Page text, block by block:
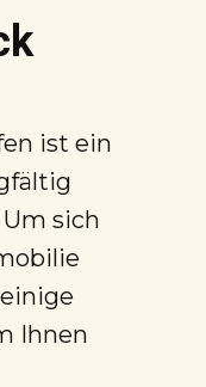
ist ein
sich
Ihnen